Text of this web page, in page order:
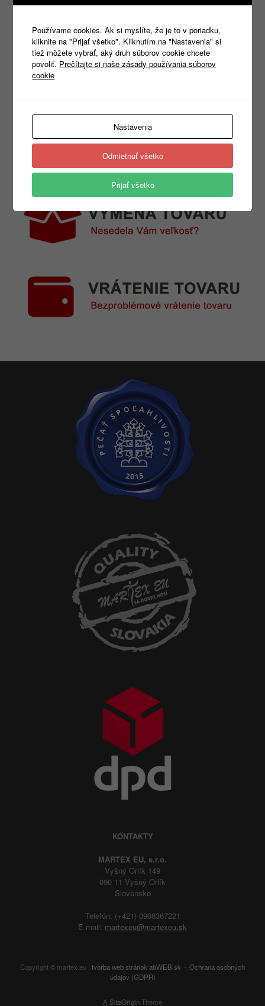
KONTAKTY
MARTEX EU, s.r.o.
Vyšný Orlík 149
090 11 Vyšný Orlík
Slovensko
Telefón: (+421) 0908367221
E-mail: martexeu@martexeu.sk
Copyright © martex.eu | tvorba web stránokabWEB.sk
Ochrana osobných
údajov (GDPR)
A SiteOriginTheme
Používame cookies. Ak si myslíte, že je to v poriadku,
kliknite na "Prijať všetko". Kliknutím na "Nastavenia" si
tiež môžete vybrať, aký druh súborov cookie chcete
povoliť. Prečítajte si naše zásady používania súborov
cookie
Nastavenia
Odmietnuť všetko
Prijať všetko